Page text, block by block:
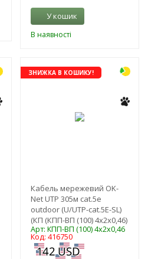
У кошик
В наявності
ЗНИЖКА В КОШИКУ!
Кабель мережевий OK-
Net UTP 305м cat.5e
outdoor (U/UTP-cat.5Е-SL)
(КП (КПП-ВП (100) 4х2х0,46)
Арт: КПП-ВП (100) 4х2х0,46
Код: 416750